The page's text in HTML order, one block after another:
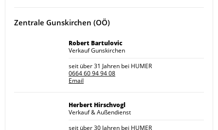
Zentrale Gunskirchen (OÖ)
Robert Bartulovic
Verkauf Gunskirchen
seit über 31 Jahren bei HUMER
0664 60 94 94 08
Email
Herbert Hirschvogl
Verkauf & Außendienst
seit über 30 Jahren bei HUMER